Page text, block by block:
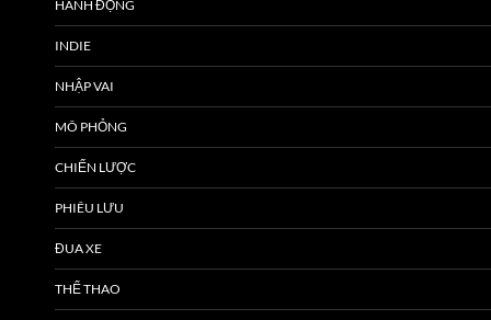
HÀNH ĐỘNG
INDIE
NHẬP VAI
MÔ PHỎNG
CHIẾN LƯỢC
PHIÊU LƯU
ĐUA XE
THỂ THAO